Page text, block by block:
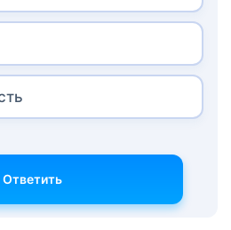
Ответить